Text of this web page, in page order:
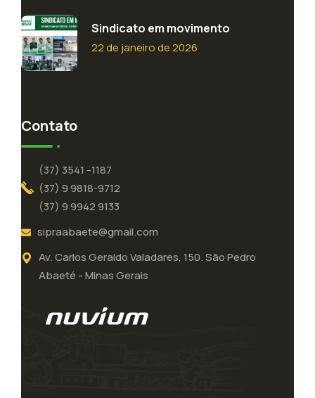
Sindicato em movimento
22 de janeiro de 2026
Contato
(37) 3541 -1187
(37) 9 9818-9712
(37) 9 9942 9133
sipraabaete@gmail.com
Av. Carlos Geraldo Valadares, 150. São Pedro
Abaeté - Minas Gerais